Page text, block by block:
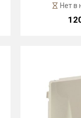
Нет в